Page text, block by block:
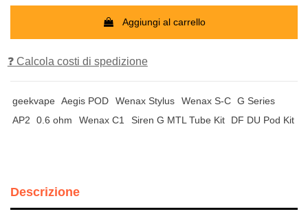
Aggiungi al carrello
❓ Calcola costi di spedizione
geekvape Aegis POD Wenax Stylus Wenax S-C G Series
AP2
0.6 ohm Wenax C1 Siren G MTL Tube Kit DF DU Pod Kit
Descrizione